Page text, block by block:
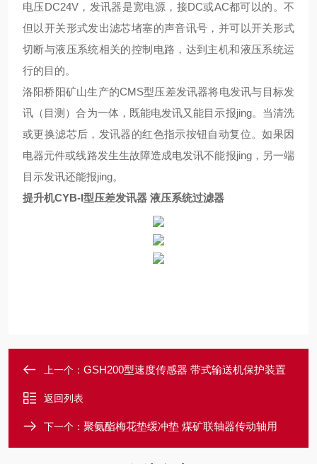
电压DC24V，发讯器是宽电源，接DC或AC都可以的。不
但以开关形式发出滤芯堵塞的声音讯号，并可以开关形式
切断与液压系统相关的控制电路，达到主机和液压系统运
行的目的。
洛阳桥阳矿山生产的CMS型压差发讯器将电发讯与目标发
讯（目测）合为一体，既能电发讯又能目示报jing。当清洗
或更换滤芯后，发讯器的红色指示按钮自动复位。如果因
电器元件或线路发生生故障造成电发讯不能报jing，另一端
目示发讯还能报jing。
提升机CYB-I型压差发讯器 液压系统过滤器
上一个： GSH200型速度传感器 带式输送机保护装置
返回列表
下一个： 聚氨酯梅花垫缓冲垫 煤矿联轴器传动轴用